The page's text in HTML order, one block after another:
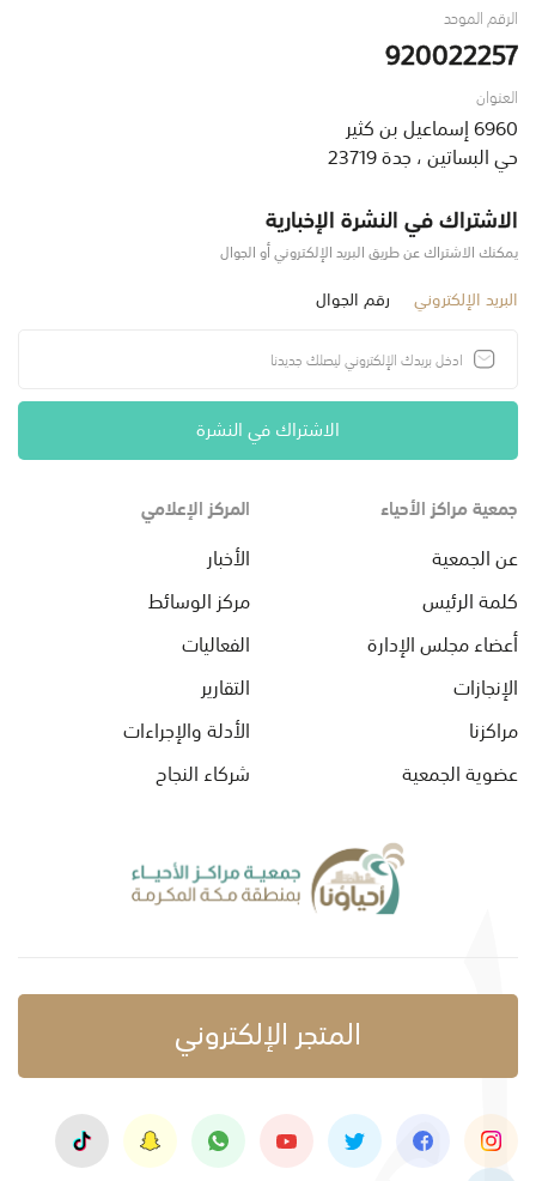
الرقم الموحد
920022257
العنوان
6960 إسماعيل بن كثير
حي البساتين ، جدة 23719
الاشتراك في النشرة الإخبارية
يمكنك الاشتراك عن طريق البريد الإلكتروني أو الجوال
البريد الإلكتروني رقم الجوال
الاشتراك في النشرة
جمعية مراكز الأحياء
عن الجمعية
كلمة الرئيس
أعضاء مجلس الإدارة
الإنجازات
مراكزنا
عضوية الجمعية
المركز الإعلامي
الأخبار
مركز الوسائط
الفعاليات
التقارير
الأدلة والإجراءات
شركاء النجاح
المتجر الإلكتروني